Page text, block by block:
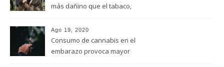
más dañino que el tabaco,
Universidad de Ottawa
Ago 19, 2020
Consumo de cannabis en el
embarazo provoca mayor